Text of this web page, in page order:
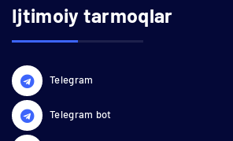
Ijtimoiy tarmoqlar
Telegram
Telegram bot